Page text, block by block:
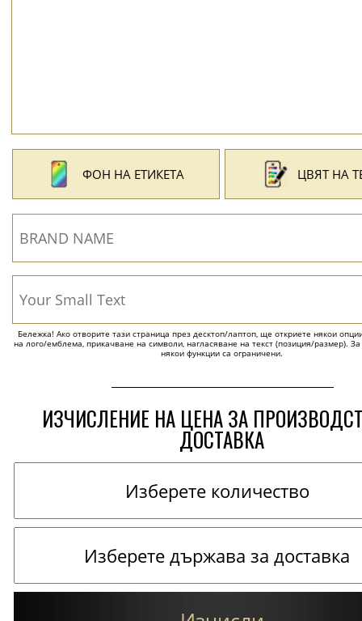
ФОН НА ЕТИКЕТА ЦВЯТ НА
Бележка! Ако отворите тази страница през десктоп/лаптоп, ще откриете някои
на лого/емблема, прикачване на символи, нагласяване на текст (позиция/размер).
някои функции са ограничени.
ИЗЧИСЛЕНИЕ НА ЦЕНА ЗА
ДОСТАВКА